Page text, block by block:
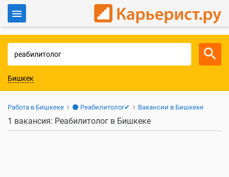
Для работодателей
Бишкек
Работа в Бишкеке ⚫ Реабилитолог✔ Вакансии в Бишкеке
1 вакансия: Реабилитолог в Бишкеке